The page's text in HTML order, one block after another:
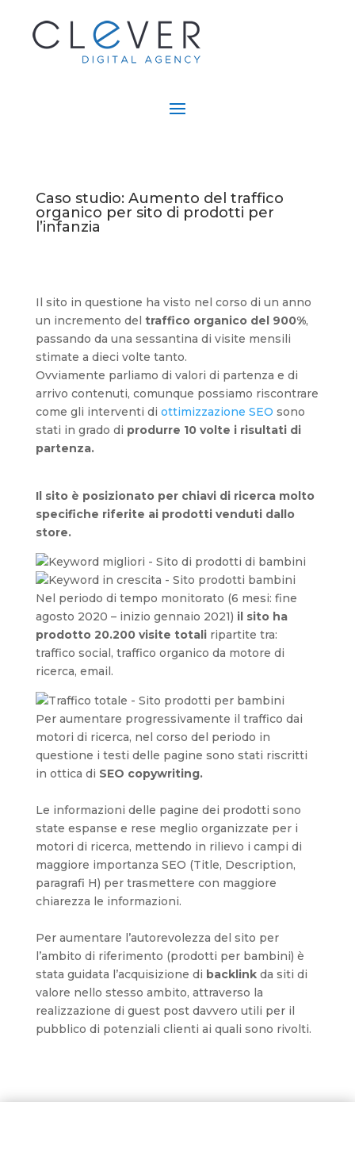
Caso studio: Aumento del traffico
organico per sito di prodotti per
l’infanzia
Il sito in questione ha visto nel corso di un anno
un incremento del traffico organico del 900%,
passando da una sessantina di visite mensili
stimate a dieci volte tanto.
Ovviamente parliamo di valori di partenza e di
arrivo contenuti, comunque possiamo riscontrare
come gli interventi di ottimizzazione SEO sono
stati in grado di produrre 10 volte i risultati di
partenza.
Il sito è posizionato per chiavi di ricerca molto
specifiche riferite ai prodotti venduti dallo
store.
Nel periodo di tempo monitorato (6 mesi: fine
agosto 2020 – inizio gennaio 2021) il sito ha
prodotto 20.200 visite totali ripartite tra:
traffico social, traffico organico da motore di
ricerca, email.
Per aumentare progressivamente il traffico dai
motori di ricerca, nel corso del periodo in
questione i testi delle pagine sono stati riscritti
in ottica di SEO copywriting.
Le informazioni delle pagine dei prodotti sono
state espanse e rese meglio organizzate per i
motori di ricerca, mettendo in rilievo i campi di
maggiore importanza SEO (Title, Description,
paragrafi H) per trasmettere con maggiore
chiarezza le informazioni.
Per aumentare l’autorevolezza del sito per
l’ambito di riferimento (prodotti per bambini) è
stata guidata l’acquisizione di backlink da siti di
valore nello stesso ambito, attraverso la
realizzazione di guest post davvero utili per il
pubblico di potenziali clienti ai quali sono rivolti.